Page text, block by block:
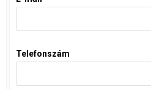
Telefonszám